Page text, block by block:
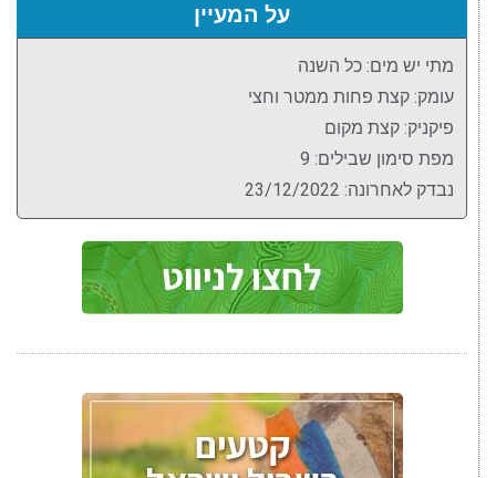
על המעיין
מתי יש מים: כל השנה
עומק: קצת פחות ממטר וחצי
פיקניק: קצת מקום
מפת סימון שבילים: 9
נבדק לאחרונה: 23/12/2022